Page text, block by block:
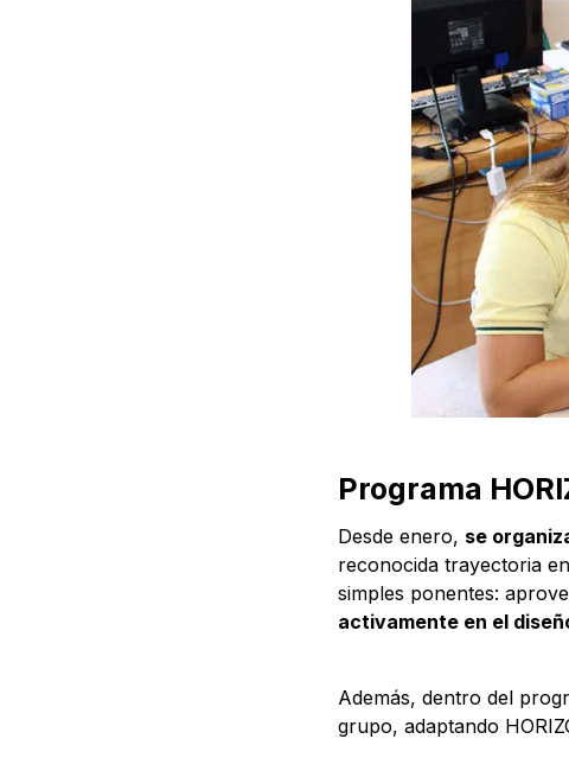
Programa
Desde enero, se
reconocida trayectoria
simples ponentes:
activamente en el
Además, dentro del
grupo, adaptando